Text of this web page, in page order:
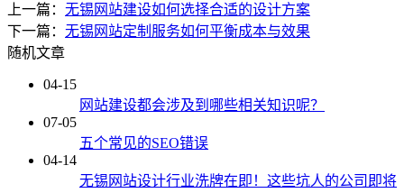
上一篇： 无锡网站建设如何选择合适的设计方案
下一篇： 无锡网站定制服务如何平衡成本与效果
随机文章
04-15
网站建设都会涉及到哪些相关知识呢？
07-05
五个常见的SEO错误
04-14
无锡网站设计行业洗牌在即！这些坑人的公司即将